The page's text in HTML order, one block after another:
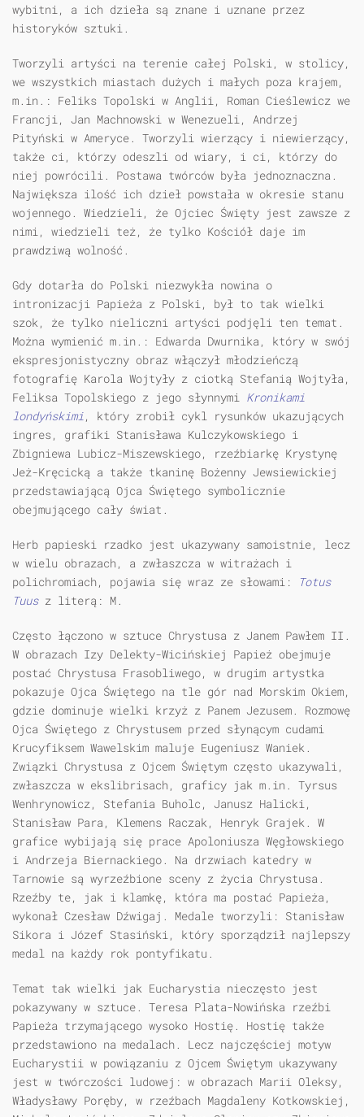
wybitni, a ich dzieła są znane i uznane przez
historyków sztuki.
Tworzyli artyści na terenie całej Polski, w stolicy,
we wszystkich miastach dużych i małych poza krajem,
m.in.: Feliks Topolski w Anglii, Roman Cieślewicz we
Francji, Jan Machnowski w Wenezueli, Andrzej
Pityński w Ameryce. Tworzyli wierzący i niewierzący,
także ci, którzy odeszli od wiary, i ci, którzy do
niej powrócili. Postawa twórców była jednoznaczna.
Największa ilość ich dzieł powstała w okresie stanu
wojennego. Wiedzieli, że Ojciec Święty jest zawsze z
nimi, wiedzieli też, że tylko Kościół daje im
prawdziwą wolność.
Gdy dotarła do Polski niezwykła nowina o
intronizacji Papieża z Polski, był to tak wielki
szok, że tylko nieliczni artyści podjęli ten temat.
Można wymienić m.in.: Edwarda Dwurnika, który w swój
ekspresjonistyczny obraz włączył młodzieńczą
fotografię Karola Wojtyły z ciotką Stefanią Wojtyła,
Feliksa Topolskiego z jego słynnymi Kronikami
londyńskimi, który zrobił cykl rysunków ukazujących
ingres, grafiki Stanisława Kulczykowskiego i
Zbigniewa Lubicz-Miszewskiego, rzeźbiarkę Krystynę
Jeż-Kręcicką a także tkaninę Bożenny Jewsiewickiej
przedstawiającą Ojca Świętego symbolicznie
obejmującego cały świat.
Herb papieski rzadko jest ukazywany samoistnie, lecz
w wielu obrazach, a zwłaszcza w witrażach i
polichromiach, pojawia się wraz ze słowami:
Totus
Tuusz literą: M.
Często łączono w sztuce Chrystusa z Janem Pawłem II.
W obrazach Izy Delekty-Wicińskiej Papież obejmuje
postać Chrystusa Frasobliwego, w drugim artystka
pokazuje Ojca Świętego na tle gór nad Morskim Okiem,
gdzie dominuje wielki krzyż z Panem Jezusem. Rozmowę
Ojca Świętego z Chrystusem przed słynącym cudami
Krucyfiksem Wawelskim maluje Eugeniusz Waniek.
Związki Chrystusa z Ojcem Świętym często ukazywali,
zwłaszcza w ekslibrisach, graficy jak m.in. Tyrsus
Wenhrynowicz, Stefania Buholc, Janusz Halicki,
Stanisław Para, Klemens Raczak, Henryk Grajek. W
grafice wybijają się prace Apoloniusza Węgłowskiego
i Andrzeja Biernackiego. Na drzwiach katedry w
Tarnowie są wyrzeźbione sceny z życia Chrystusa.
Rzeźby te, jak i klamkę, która ma postać Papieża,
wykonał Czesław Dźwigaj. Medale tworzyli: Stanisław
Sikora i Józef Stasiński, który sporządził najlepszy
medal na każdy rok pontyfikatu.
Temat tak wielki jak Eucharystia nieczęsto jest
pokazywany w sztuce. Teresa Plata-Nowińska rzeźbi
Papieża trzymającego wysoko Hostię. Hostię także
przedstawiono na medalach. Lecz najczęściej motyw
Eucharystii w powiązaniu z Ojcem Świętym ukazywany
jest w twórczości ludowej: w obrazach Marii Oleksy,
Władysławy Poręby, w rzeźbach Magdaleny Kotkowskiej,